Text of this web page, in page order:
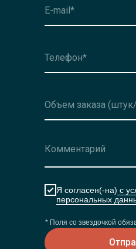
* Поля со звездочкой
Я согласен(-на) с
персональных